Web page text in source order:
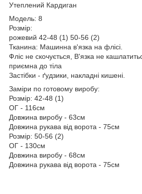
Утеплений Кардиган
Модель: 8
Розмір:
рожевий 42-48 (1) 50-56 (2)
Тканина: Машинна в'язка на флісі.
Фліс не скочується, В'язка не
приємна до тіла
Застібки - ґудзики, накладні кишені.
Заміри по готовому виробу:
Розмір: 42-48 (1)
ОГ - 116см
Довжина виробу - 63см
Довжина рукава від ворота - 75см
Розмір: 50-56 (2)
ОГ - 130см
Довжина виробу - 68см
Довжина рукава від ворота - 75см